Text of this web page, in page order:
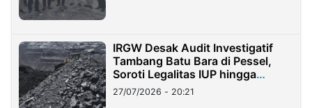
IRGW Desak Audit Investigatif
Tambang Batu Bara di Pessel,
Soroti Legalitas IUP hingga
Stockpile
27/07/2026 - 20:21